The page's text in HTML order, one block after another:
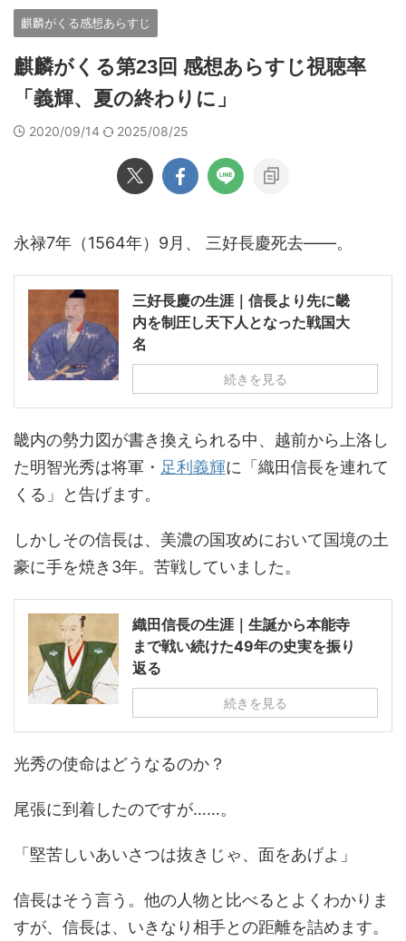
麒麟がくる感想あらすじ
麒麟がくる第23回 感想あらすじ視聴率
「義輝、夏の終わりに」
2020/09/14 2025/08/25
永禄7年（1564年）9月、 三好長慶死去――。
三好長慶の生涯｜信長より先に畿
内を制圧し天下人となった戦国大
名
続きを見る
畿内の勢力図が書き換えられる中、越前から上洛し
た明智光秀は将軍・ 足利義輝に「織田信長を連れて
くる」と告げます。
しかしその信長は、美濃の国攻めにおいて国境の土
豪に手を焼き3年。苦戦していました。
織田信長の生涯｜生誕から本能寺
まで戦い続けた49年の史実を振り
返る
続きを見る
光秀の使命はどうなるのか？
尾張に到着したのですが……。
「堅苦しいあいさつは抜きじゃ、面をあげよ」
信長はそう言う。他の人物と比べるとよくわかりま
すが、信長は、いきなり相手との距離を詰めます。